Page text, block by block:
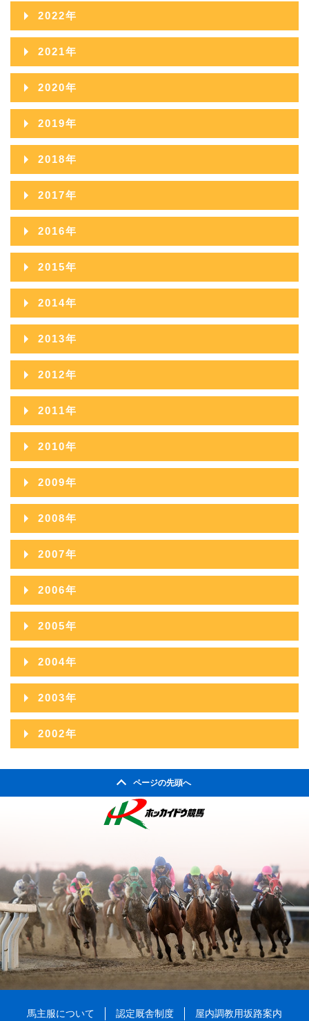
2022年
2022年12月
2022年11月
2022年10月
2022年09月
2022年08月
2022年07月
2022年06月
2022年05月
2022年03月
2022年02月
2022年01月
2021年
2021年12月
2021年11月
2021年10月
2021年09月
2021年08月
2021年07月
2021年06月
2021年05月
2021年03月
2021年02月
2021年01月
2020年
2020年12月
2020年11月
2020年10月
2020年09月
2020年08月
2020年07月
2020年06月
2020年05月
2020年03月
2020年02月
2020年01月
2019年
2019年12月
2019年11月
2019年10月
2019年09月
2019年08月
2019年07月
2019年06月
2019年05月
2019年03月
2019年02月
2019年01月
2018年
2018年12月
2018年11月
2018年10月
2018年09月
2018年08月
2018年07月
2018年06月
2018年05月
2018年03月
2018年02月
2018年01月
2017年
2017年12月
2017年11月
2017年10月
2017年09月
2017年08月
2017年07月
2017年06月
2017年05月
2017年03月
2017年02月
2017年01月
2016年
2016年12月
2016年11月
2016年10月
2016年09月
2016年08月
2016年07月
2016年06月
2016年05月
2016年03月
2016年02月
2016年01月
2015年
2015年12月
2015年11月
2015年10月
2015年09月
2015年08月
2015年07月
2015年06月
2015年05月
2015年03月
2015年02月
2015年01月
2014年
2014年12月
2014年11月
2014年10月
2014年09月
2014年08月
2014年07月
2014年06月
2014年05月
2014年03月
2014年02月
2014年01月
2013年
2013年12月
2013年11月
2013年10月
2013年09月
2013年08月
2013年07月
2013年06月
2013年05月
2013年03月
2013年02月
2013年01月
2012年
2012年12月
2012年11月
2012年10月
2012年09月
2012年08月
2012年07月
2012年06月
2012年05月
2012年03月
2012年02月
2012年01月
2011年
2011年12月
2011年11月
2011年10月
2011年09月
2011年08月
2011年07月
2011年06月
2011年05月
2011年03月
2011年02月
2010年
2010年12月
2010年11月
2010年10月
2010年09月
2010年08月
2010年07月
2010年06月
2010年05月
2010年03月
2010年01月
2009年
2009年12月
2009年11月
2009年10月
2009年09月
2009年08月
2009年07月
2009年06月
2009年05月
2009年03月
2008年
2008年12月
2008年11月
2008年10月
2008年09月
2008年08月
2008年07月
2008年06月
2008年05月
2008年01月
2007年
2007年12月
2007年11月
2007年10月
2007年09月
2007年08月
2007年07月
2007年02月
2007年01月
2006年
2006年12月
2006年11月
2006年10月
2006年09月
2006年08月
2006年03月
2006年02月
2006年01月
2005年
2005年12月
2005年11月
2005年10月
2005年09月
2005年08月
2005年07月
2005年04月
2005年03月
2005年02月
2005年01月
2004年
2004年12月
2004年11月
2004年10月
2004年06月
2004年05月
2004年04月
2004年03月
2004年02月
2004年01月
2003年
2003年12月
2003年07月
2003年06月
2003年05月
2003年04月
2003年01月
2002年
ページの先頭へ
馬主服について 認定厩舎制度 屋内調教用坂路案内